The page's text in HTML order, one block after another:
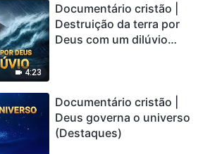
4:23
Documentário cristão |
Destruição da terra por
Deus com um dilúvio
Documentário cristão |
Deus governa o universo
(Destaques)